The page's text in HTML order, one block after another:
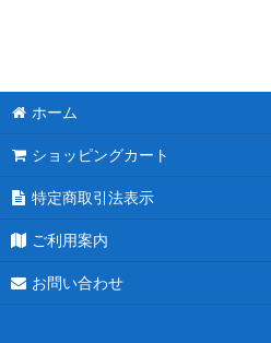
パープル
グリーン
ホーム
ショッピングカート
特定商取引法表示
ご利用案内
お問い合わせ